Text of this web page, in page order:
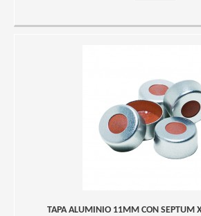
TAPA ALUMINIO 11MM CON SEPTUM